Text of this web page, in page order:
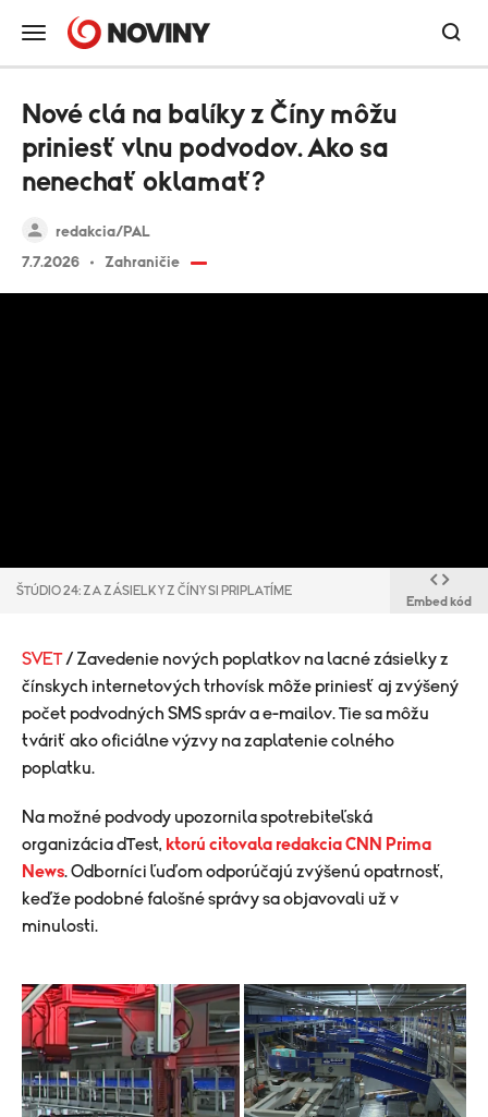
redakcia/PAL
7.7.2026
Zahraničie
Nové clá na balíky z Číny môžu
priniesť vlnu podvodov. Ako sa
nenechať oklamať?
ŠTÚDIO 24: ZA ZÁSIELKY Z ČÍNY SI PRIPLATÍME
Embed kód
SVET/ Zavedenie nových poplatkov na lacné zásielky z
čínskych internetových trhovísk môže priniesť aj zvýšený
počet podvodných SMS správ a e-mailov. Tie sa môžu
tváriť ako oficiálne výzvy na zaplatenie colného
poplatku.
Na možné podvody upozornila spotrebiteľská
organizácia dTest, ktorú citovala redakcia CNN Prima
News. Odborníci ľuďom odporúčajú zvýšenú opatrnosť,
keďže podobné falošné správy sa objavovali už v
minulosti.